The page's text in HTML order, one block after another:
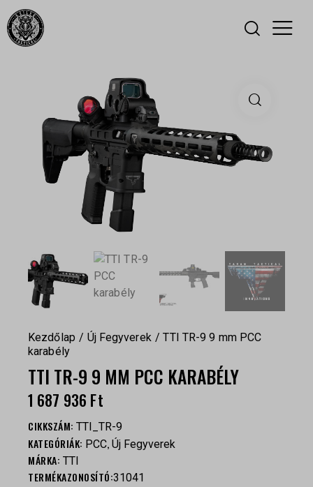
Kezdőlap Új Fegyverek
TTI TR-9 9 mm PCC
karabély
TTI TR-9 9 MM PCC KARABÉLY
1 687 936 Ft
CIKKSZÁM: TTI_TR-9
KATEGÓRIÁK: PCC, Új Fegyverek
MÁRKA: TTI
TERMÉKAZONOSÍTÓ:31041